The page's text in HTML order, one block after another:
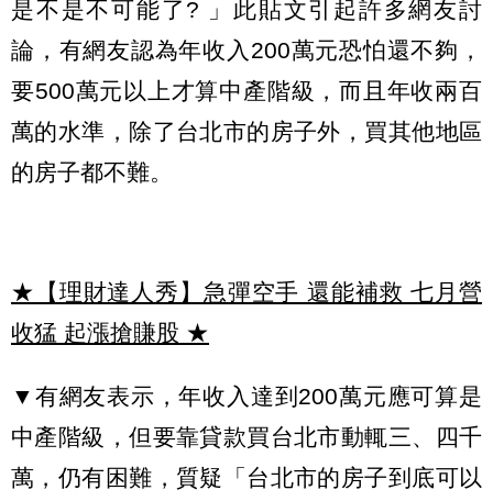
是不是不可能了? 」此貼文引起許多網友討
論，有網友認為年收入200萬元恐怕還不夠，
要500萬元以上才算中產階級，而且年收兩百
萬的水準，除了台北市的房子外，買其他地區
的房子都不難。
★【理財達人秀】急彈空手 還能補救 七月營
收猛 起漲搶賺股 ★
▼有網友表示，年收入達到200萬元應可算是
中產階級，但要靠貸款買台北市動輒三、四千
萬，仍有困難，質疑「台北市的房子到底可以